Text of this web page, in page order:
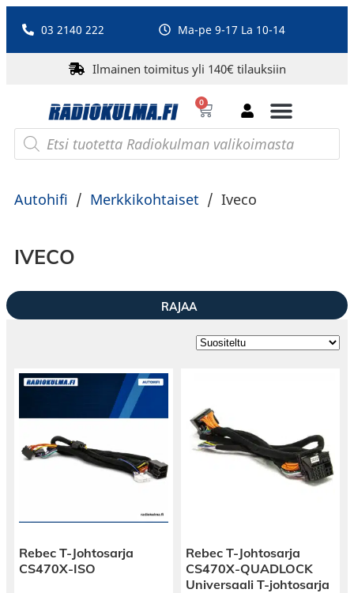
03 2140 222 Ma-pe 9-17 La 10-14
Ilmainen toimitus yli 140€ tilauksiin
0
Autohifi / Merkkikohtaiset / Iveco
IVECO
RAJAA
Rebec T-Johtosarja
CS470X-ISO
Rebec T-Johtosarja
CS470X-QUADLOCK
Universaali T-johtosarja